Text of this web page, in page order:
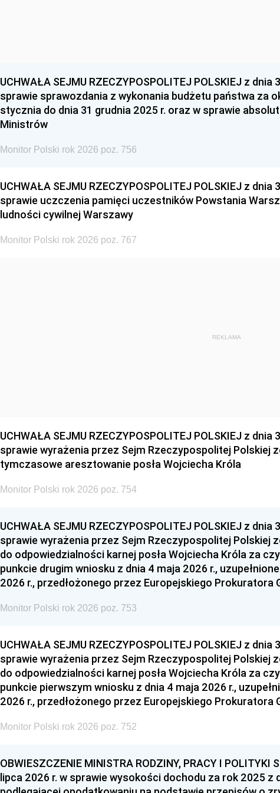
UCHWAŁA SEJMU RZECZYPOSPOLITEJ POLSKIEJ z dnia
sprawie sprawozdania z wykonania budżetu państwa za
stycznia do dnia 31 grudnia 2025 r. oraz w sprawie
Ministrów
Monitor Polski rok 2026 poz. 756
UCHWAŁA SEJMU RZECZYPOSPOLITEJ POLSKIEJ z dnia
sprawie uczczenia pamięci uczestników Powstania
ludności cywilnej Warszawy
Monitor Polski rok 2026 poz. 767
REKLAMA
UCHWAŁA SEJMU RZECZYPOSPOLITEJ POLSKIEJ z dnia
sprawie wyrażenia przez Sejm Rzeczypospolitej Polskiej
tymczasowe aresztowanie posła Wojciecha Króla
Monitor Polski rok 2026 poz. 754
UCHWAŁA SEJMU RZECZYPOSPOLITEJ POLSKIEJ z dnia
sprawie wyrażenia przez Sejm Rzeczypospolitej Polskiej
do odpowiedzialności karnej posła Wojciecha Króla za
punkcie drugim wniosku z dnia 4 maja 2026 r.,
2026 r., przedłożonego przez Europejskiego Prokuratora
Monitor Polski rok 2026 poz. 753
UCHWAŁA SEJMU RZECZYPOSPOLITEJ POLSKIEJ z dnia
sprawie wyrażenia przez Sejm Rzeczypospolitej Polskiej
do odpowiedzialności karnej posła Wojciecha Króla za
punkcie pierwszym wniosku z dnia 4 maja 2026 r.,
2026 r., przedłożonego przez Europejskiego Prokuratora
Monitor Polski rok 2026 poz. 752
OBWIESZCZENIE MINISTRA RODZINY, PRACY I POLITYKI
lipca 2026 r. w sprawie wysokości dochodu za rok 2025 z